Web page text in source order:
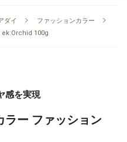
ダイ
ファッションカラー
ek:Orchid 100g
感を実現
ラー ファッション